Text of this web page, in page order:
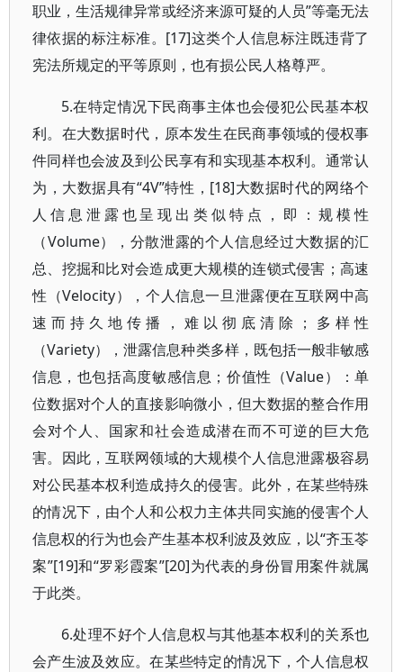
职业，生活规律异常或经济来源可疑的人员”等毫无法
律依据的标注标准。[17]这类个人信息标注既违背了
宪法所规定的平等原则，也有损公民人格尊严。
5.在特定情况下民商事主体也会侵犯公民基本权
利。在大数据时代，原本发生在民商事领域的侵权事
件同样也会波及到公民享有和实现基本权利。通常认
为，大数据具有“4V”特性，[18]大数据时代的网络个
人信息泄露也呈现出类似特点，即：规模性
（Volume），分散泄露的个人信息经过大数据的汇
总、挖掘和比对会造成更大规模的连锁式侵害；高速
性（Velocity），个人信息一旦泄露便在互联网中高
速而持久地传播，难以彻底清除；多样性
（Variety），泄露信息种类多样，既包括一般非敏感
信息，也包括高度敏感信息；价值性（Value）：单
位数据对个人的直接影响微小，但大数据的整合作用
会对个人、国家和社会造成潜在而不可逆的巨大危
害。因此，互联网领域的大规模个人信息泄露极容易
对公民基本权利造成持久的侵害。此外，在某些特殊
的情况下，由个人和公权力主体共同实施的侵害个人
信息权的行为也会产生基本权利波及效应，以“齐玉苓
案”[19]和“罗彩霞案”[20]为代表的身份冒用案件就属
于此类。
6.处理不好个人信息权与其他基本权利的关系也
会产生波及效应。在某些特定的情况下，个人信息权